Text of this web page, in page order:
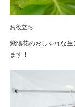
お役立ち
紫陽花のおしゃれな
ます！